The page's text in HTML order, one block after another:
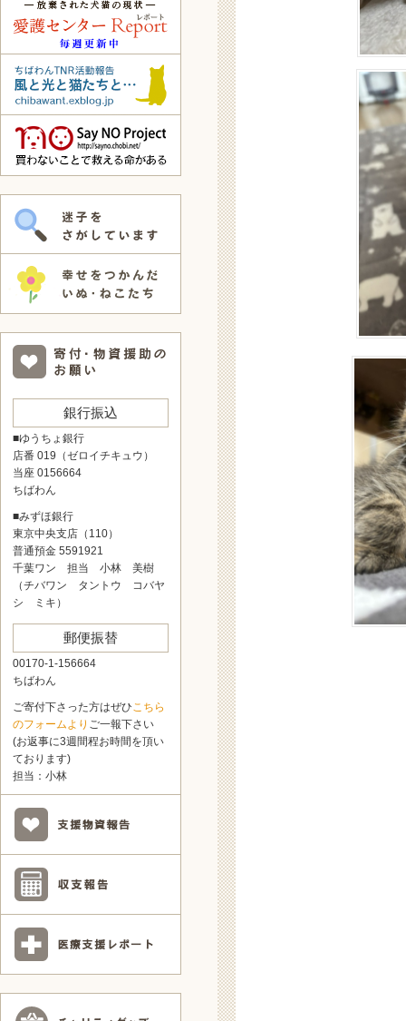
銀行振込
■ゆうちょ銀行
店番 019（ゼロイチキュウ）
当座 0156664
ちばわん
■みずほ銀行
東京中央支店（110）
普通預金 5591921
千葉ワン 担当 小林 美樹
（チバワン タントウ コバヤ
シ ミキ）
郵便振替
00170-1-156664
ちばわん
ご寄付下さった方はぜひこちら
のフォームより ご一報下さい
(お返事に3週間程お時間を頂い
ております)
担当：小林